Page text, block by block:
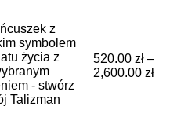
z
symbolem
życia z
- stwórz
Talizman
520.00 zł –
2,600.00 zł